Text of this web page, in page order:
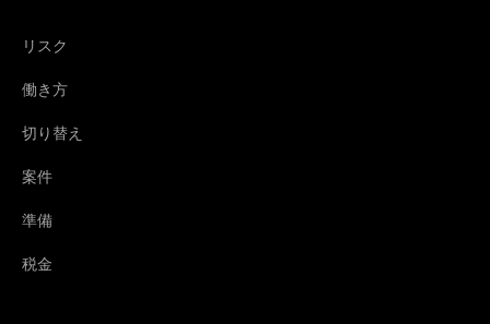
リスク
働き方
切り替え
案件
準備
税金